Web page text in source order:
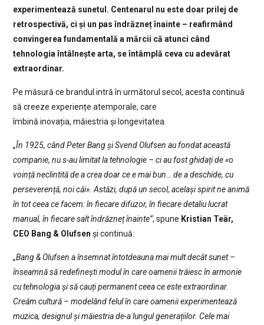
experimentează sunetul. Centenarul nu este doar prilej de
retrospectivă, ci și un pas îndrăzneț înainte – reafirmând
convingerea fundamentală a mărcii că atunci când
tehnologia întâlnește arta, se întâmplă ceva cu adevărat
extraordinar.
Pe măsură ce brandul intră în următorul secol, acesta continuă
să creeze experiențe atemporale, care
îmbină inovația, măiestria și longevitatea.
„În 1925, când Peter Bang și Svend Olufsen au fondat această
companie, nu s-au limitat la tehnologie – ci au fost ghidați de «o
voință neclintită de a crea doar ce e mai bun… de a deschide, cu
perseverență, noi căi». Astăzi, după un secol, același spirit ne animă
în tot ceea ce facem: în fiecare difuzor, în fiecare detaliu lucrat
manual, în fiecare salt îndrăzneț înainte”, spune Kristian Teär,
CEO Bang & Olufsen și continuă:
„Bang & Olufsen a însemnat întotdeauna mai mult decât sunet –
înseamnă să redefinești modul în care oamenii trăiesc în armonie
cu tehnologia și să cauți permanent ceea ce este extraordinar.
Creăm cultură – modelând felul în care oamenii experimentează
muzica, designul și măiestria de-a lungul generațiilor. Cele mai